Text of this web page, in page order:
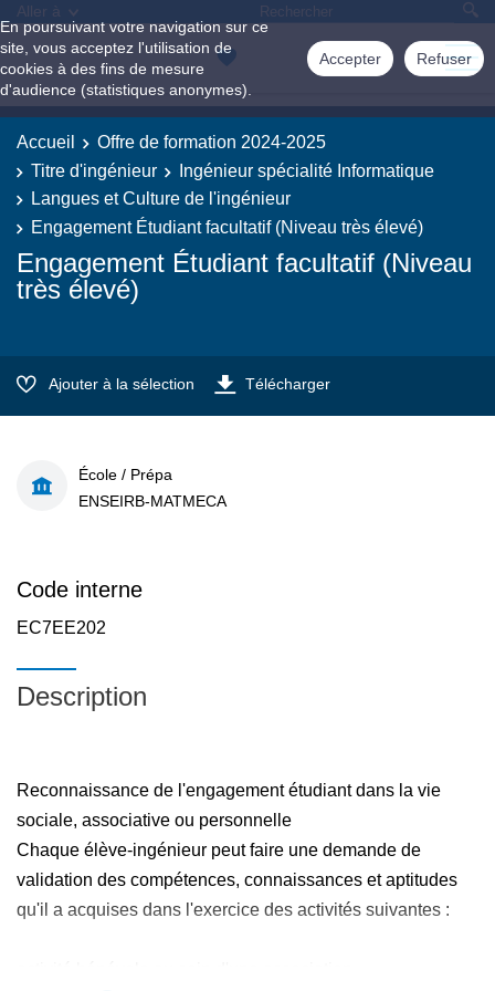
En poursuivant votre navigation sur ce
site, vous acceptez l'utilisation de
cookies à des fins de mesure
d'audience (statistiques anonymes).
Accepter Refuser
Aller à
Accueil
Offre de formation 2024-2025
Titre d'ingénieur
Ingénieur spécialité Informatique
Langues et Culture de l'ingénieur
Engagement Étudiant facultatif (Niveau très élevé)
Engagement Étudiant facultatif (Niveau
très élevé)
Ajouter à la sélection Télécharger
École / Prépa
ENSEIRB-MATMECA
Code interne
EC7EE202
Description
Reconnaissance de l'engagement étudiant dans la vie
sociale, associative ou personnelle
Chaque élève-ingénieur peut faire une demande de
validation des compétences, connaissances et aptitudes
qu'il a acquises dans l'exercice des activités suivantes :